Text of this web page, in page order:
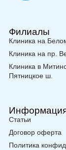
Филиалы
Клиника на
Клиника на пр.
Клиника в
Пятницкое ш.
Статьи
Договор оферта
Политика